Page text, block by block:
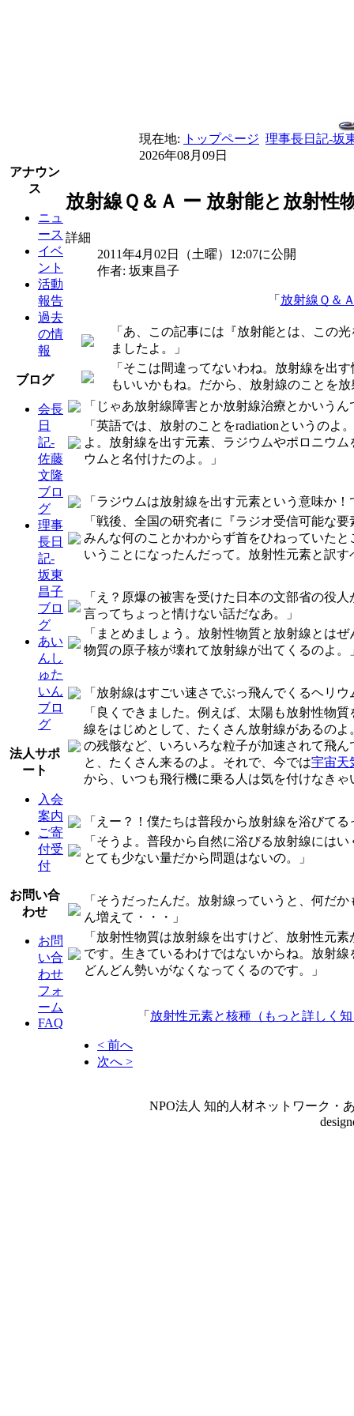
現在地: トップページ 理事長日記-坂
2026年08月09日
アナウン
ス
ニュ
ース
イベ
ント
活動
報告
過去
の情
報
ブログ
会長
日
記-
佐藤
文隆
ブロ
グ
理事
長日
記-
坂東
昌子
ブロ
グ
あい
んし
ゅた
いん
ブロ
グ
法人サポ
ート
入会
案内
ご寄
付受
付
お問い合
わせ
お問
い合
わせ
フォ
ーム
FAQ
放射線Ｑ＆Ａ ー 放射能と放射性
詳細
2011年4月02日（土曜）12:07に公開
作者: 坂東昌子
「 放射線Ｑ＆
「あ、この記事には『放射能とは、この
ましたよ。」
「そこは間違ってないわね。放射線を出
もいいかもね。だから、放射線のことを
「じゃあ放射線障害とか放射線治療とかいうん
「英語では、放射のことをradiationというの
よ。放射線を出す元素、ラジウムやポロニウ
ウムと名付けたのよ。」
「ラジウムは放射線を出す元素という意味か
「戦後、全国の研究者に『ラジオ受信可能な
みんな何のことかわからず首をひねっていたと
いうことになったんだって。放射性元素と訳
「え？原爆の被害を受けた日本の文部省の役
言ってちょっと情けない話だなあ。」
「まとめましょう。放射性物質と放射線とは
物質の原子核が壊れて放射線が出てくるのよ。
「放射線はすごい速さでぶっ飛んでくるヘリ
「良くできました。例えば、太陽も放射性物
線をはじめとして、たくさん放射線があるの
の残骸など、いろいろな粒子が加速されて飛
と、たくさん来るのよ。それで、今では宇宙天
から、いつも飛行機に乗る人は気を付けなきゃ
「えー？！僕たちは普段から放射線を浴びて
「そうよ。普段から自然に浴びる放射線には
とても少ない量だから問題はないの。」
「そうだったんだ。放射線っていうと、何だ
ん増えて・・・」
「放射性物質は放射線を出すけど、放射性元
です。生きているわけではないからね。放射
どんどん勢いがなくなってくるのです。」
「 放射性元素と核種（もっと詳しく
< 前へ
次へ >
NPO法人 知的人材ネットワーク・